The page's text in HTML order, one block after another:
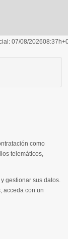
07/08/202608:37h
como
telemáticos,
gestionar sus datos.
acceda con un